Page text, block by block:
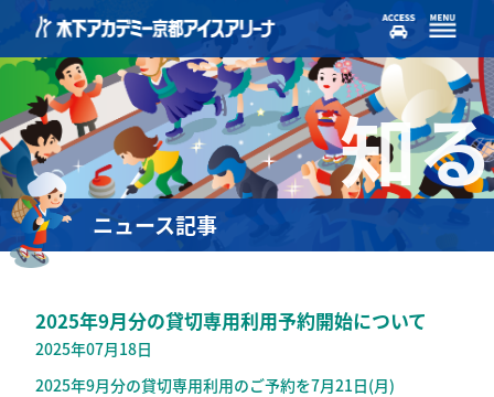
知る
ニュース記事
2025年9月分の貸切専用利用予約開始について
2025年07月18日
2025年9月分の貸切専用利用のご予約を7月21日(月)